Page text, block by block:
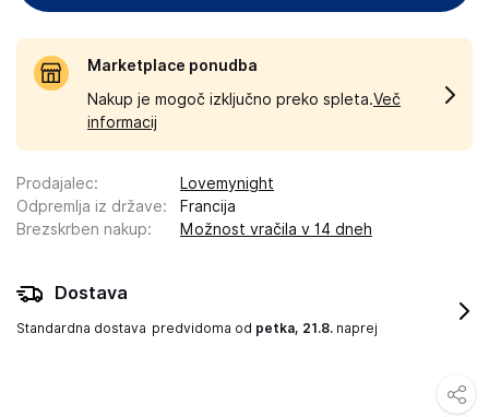
Marketplace ponudba
Nakup je mogoč izključno preko spleta.Več
informacij
Prodajalec:
Lovemynight
Odpremlja iz države:
Francija
Brezskrben nakup: Možnost vračila v 14 dneh
Dostava
Standardna dostava predvidoma od petka, 21.8. naprej